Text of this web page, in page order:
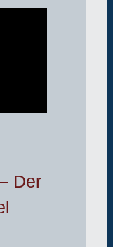
Der